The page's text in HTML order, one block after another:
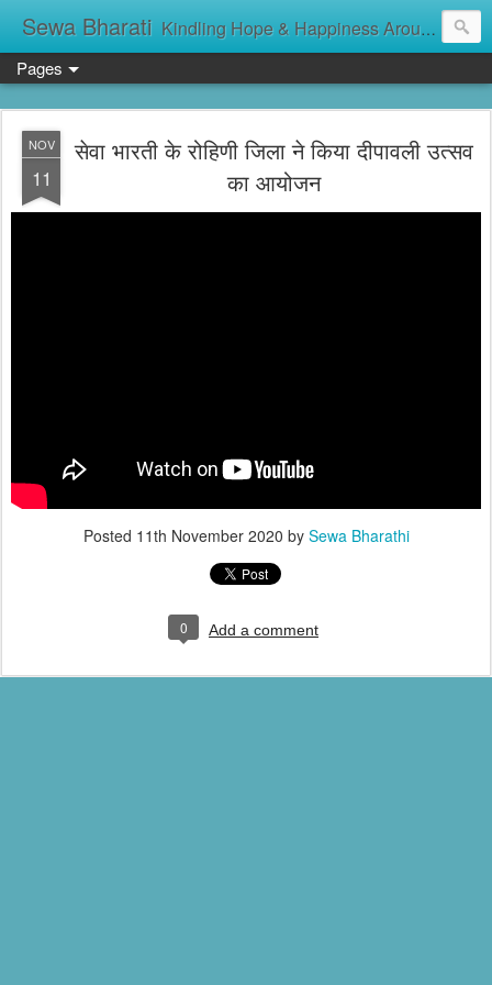
Sewa Bharati Kindling Hope & Happiness Around सेवा भारती சேவாபாரதி సేవా భారతి സേവാഭാരതി સેવા ભારતી সেবা ভাঁরাটি
Pages
NOV
11
सेवा भारती के रोहिणी जिला ने किया दीपावली उत्सव
का आयोजन
Posted 11th November 2020 by Sewa Bharathi
0 Add a comment